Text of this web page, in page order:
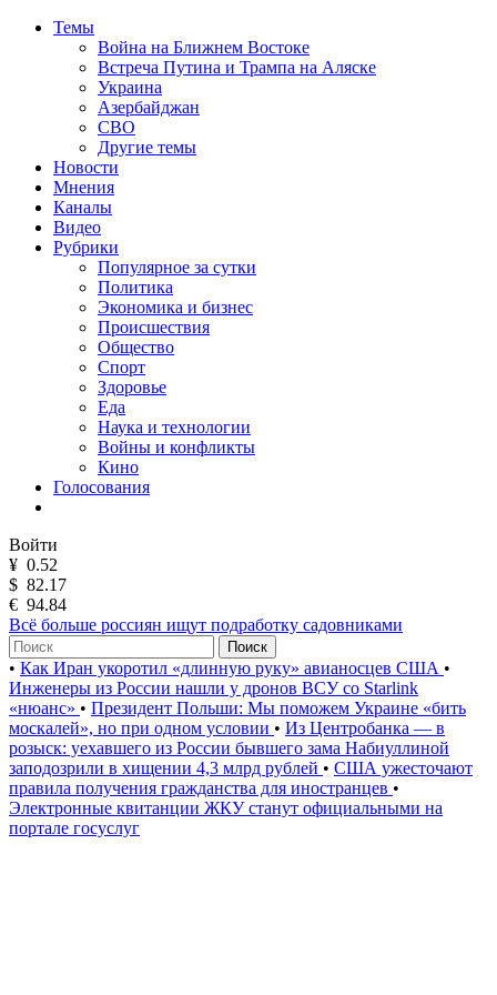
Темы
Война на Ближнем Востоке
Встреча Путина и Трампа на Аляске
Украина
Азербайджан
СВО
Другие темы
Новости
Мнения
Каналы
Видео
Рубрики
Популярное за сутки
Политика
Экономика и бизнес
Происшествия
Общество
Спорт
Здоровье
Еда
Наука и технологии
Войны и конфликты
Кино
Голосования
Войти
¥ 0.52
$ 82.17
€ 94.84
Всё больше россиян ищут подработку садовниками
Поиск
• Как Иран укоротил «длинную руку» авианосцев США •
Инженеры из России нашли у дронов ВСУ со Starlink
«нюанс» • Президент Польши: Мы поможем Украине «бить
москалей», но при одном условии • Из Центробанка — в
розыск: уехавшего из России бывшего зама Набиуллиной
заподозрили в хищении 4,3 млрд рублей • США ужесточают
правила получения гражданства для иностранцев •
Электронные квитанции ЖКУ станут официальными на
портале госуслуг